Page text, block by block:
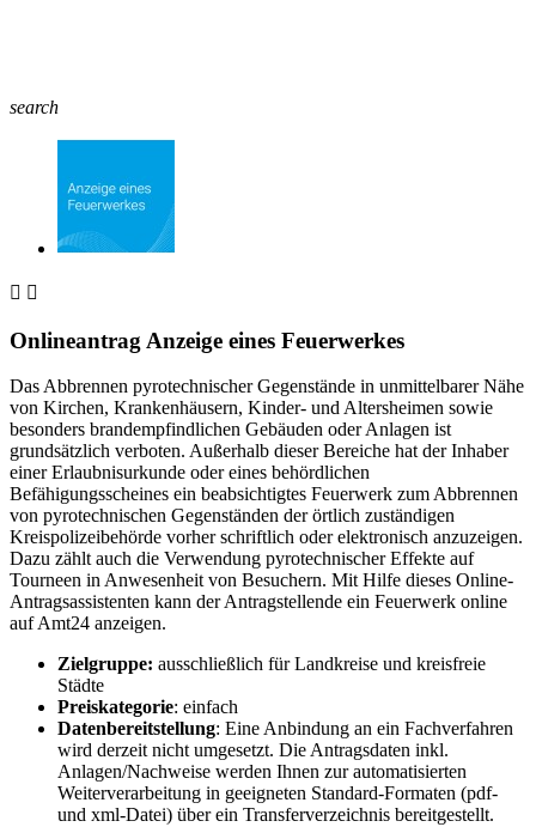
search
 
Onlineantrag Anzeige eines Feuerwerkes
Das Abbrennen pyrotechnischer Gegenstände in unmittelbarer Nähe
von Kirchen, Krankenhäusern, Kinder- und Altersheimen sowie
besonders brandempfindlichen Gebäuden oder Anlagen ist
grundsätzlich verboten. Außerhalb dieser Bereiche hat der Inhaber
einer Erlaubnisurkunde oder eines behördlichen
Befähigungsscheines ein beabsichtigtes Feuerwerk zum Abbrennen
von pyrotechnischen Gegenständen der örtlich zuständigen
Kreispolizeibehörde vorher schriftlich oder elektronisch anzuzeigen.
Dazu zählt auch die Verwendung pyrotechnischer Effekte auf
Tourneen in Anwesenheit von Besuchern. Mit Hilfe dieses Online-
Antragsassistenten kann der Antragstellende ein Feuerwerk online
auf Amt24 anzeigen.
Zielgruppe: ausschließlich für Landkreise und kreisfreie
Städte
Preiskategorie: einfach
Datenbereitstellung: Eine Anbindung an ein Fachverfahren
wird derzeit nicht umgesetzt. Die Antragsdaten inkl.
Anlagen/Nachweise werden Ihnen zur automatisierten
Weiterverarbeitung in geeigneten Standard-Formaten (pdf-
und xml-Datei) über ein Transferverzeichnis bereitgestellt.